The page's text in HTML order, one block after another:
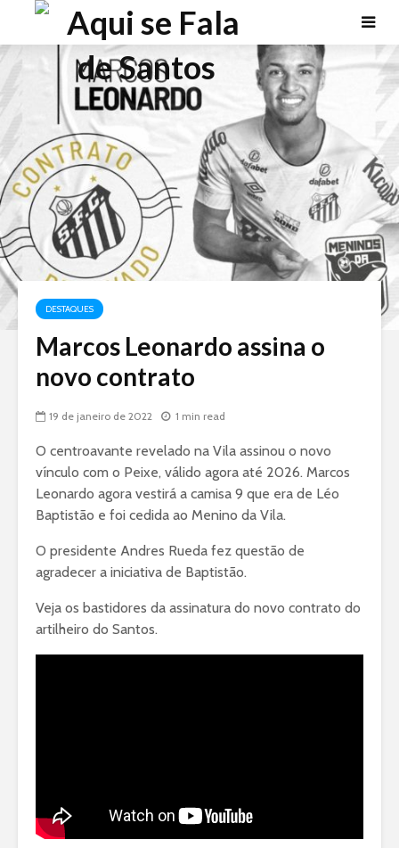
DESTAQUES
Marcos Leonardo assina o
novo contrato
19 de janeiro de 2022 1 min read
O centroavante revelado na Vila assinou o novo
vínculo com o Peixe, válido agora até 2026. Marcos
Leonardo agora vestirá a camisa 9 que era de Léo
Baptistão e foi cedida ao Menino da Vila.
O presidente Andres Rueda fez questão de
agradecer a iniciativa de Baptistão.
Veja os bastidores da assinatura do novo contrato do
artilheiro do Santos.